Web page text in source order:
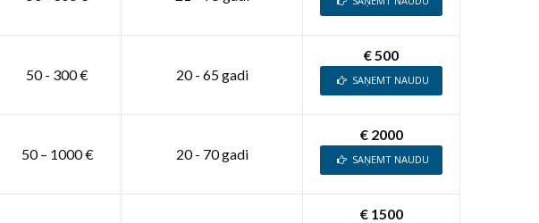
50 - 300 € 20 - 65 gadi
€ 500
SAŅEMT NAUDU
50 – 1000 € 20 - 70 gadi
€ 2000
SAŅEMT NAUDU
€ 1500